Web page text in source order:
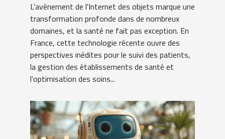
L'avènement de l'Internet des objets marque une
transformation profonde dans de nombreux
domaines, et la santé ne fait pas exception. En
France, cette technologie récente ouvre des
perspectives inédites pour le suivi des patients,
la gestion des établissements de santé et
l'optimisation des soins...